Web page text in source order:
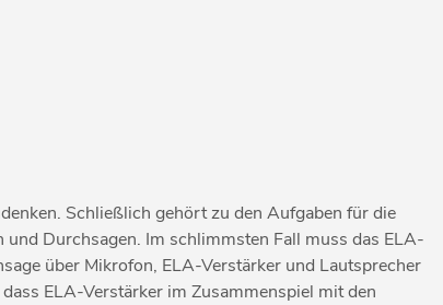
Schließlich gehört zu den Aufgaben für die
Durchsagen. Im schlimmsten Fall muss das ELA-
über Mikrofon, ELA-Verstärker und Lautsprecher
ELA-Verstärker im Zusammenspiel mit den